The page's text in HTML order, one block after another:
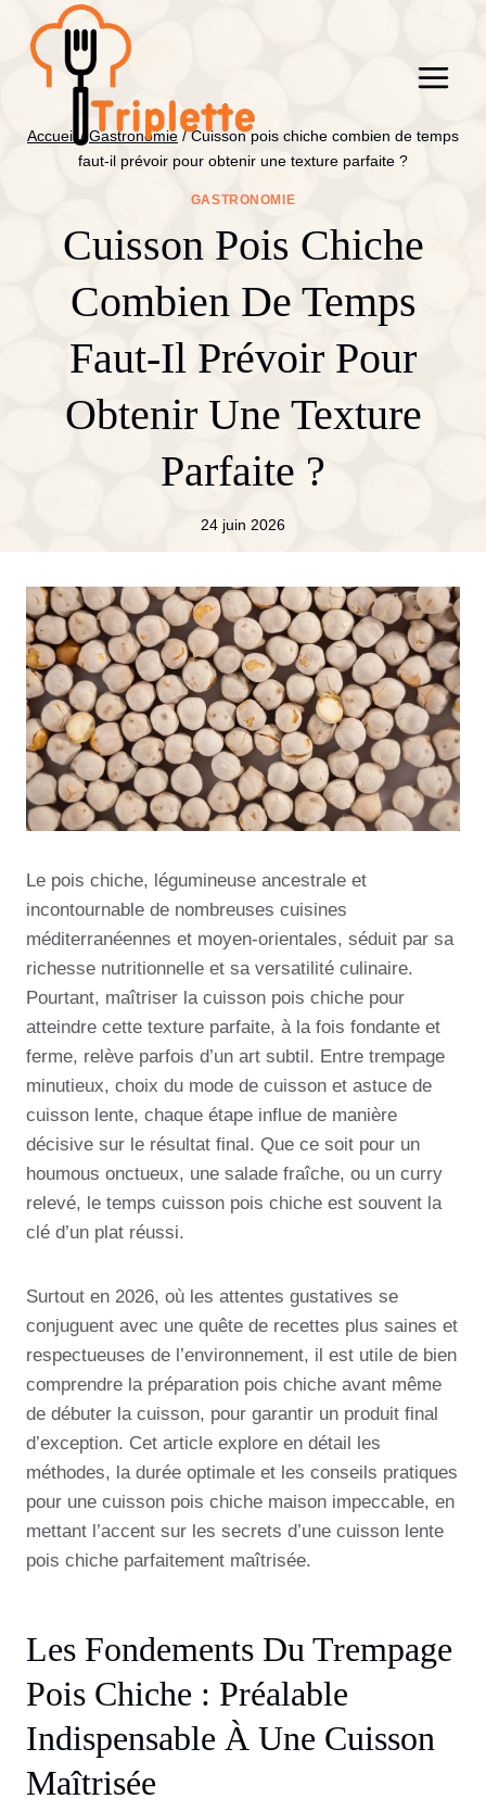
contenu
Accueil / Gastronomie / Cuisson pois chiche combien de temps
faut-il prévoir pour obtenir une texture parfaite ?
GASTRONOMIE
Cuisson Pois Chiche
Combien De Temps
Faut-Il Prévoir Pour
Obtenir Une Texture
Parfaite ?
24 juin 2026
Le pois chiche, légumineuse ancestrale et
incontournable de nombreuses cuisines
méditerranéennes et moyen-orientales, séduit par sa
richesse nutritionnelle et sa versatilité culinaire.
Pourtant, maîtriser la cuisson pois chiche pour
atteindre cette texture parfaite, à la fois fondante et
ferme, relève parfois d’un art subtil. Entre trempage
minutieux, choix du mode de cuisson et astuce de
cuisson lente, chaque étape influe de manière
décisive sur le résultat final. Que ce soit pour un
houmous onctueux, une salade fraîche, ou un curry
relevé, le temps cuisson pois chiche est souvent la
clé d’un plat réussi.
Surtout en 2026, où les attentes gustatives se
conjuguent avec une quête de recettes plus saines et
respectueuses de l’environnement, il est utile de bien
comprendre la préparation pois chiche avant même
de débuter la cuisson, pour garantir un produit final
d’exception. Cet article explore en détail les
méthodes, la durée optimale et les conseils pratiques
pour une cuisson pois chiche maison impeccable, en
mettant l’accent sur les secrets d’une cuisson lente
pois chiche parfaitement maîtrisée.
Les Fondements Du Trempage
Pois Chiche : Préalable
Indispensable À Une Cuisson
Maîtrisée